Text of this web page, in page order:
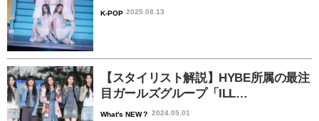
K-POP 2025.08.13
【スタイリスト解説】HYBE所属の最注
目ガールズグループ「ILL…
What's NEW？ 2024.05.01